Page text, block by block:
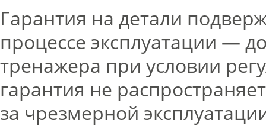
Гарантия на детали
процессе эксплуатации —
тренажера при условии
гарантия не
за чрезмерной